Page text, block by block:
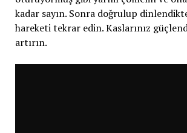
kadar sayın. Sonra doğrulup
hareketi tekrar edin. Kaslarınız
artırın.